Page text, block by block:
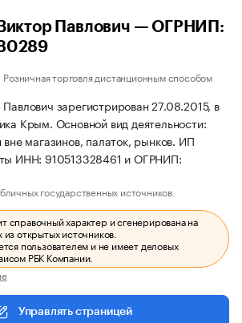
Павлович — ОГРНИП:
Розничная торговля дистанционным способом
зарегистрирован 27.08.2015, в
Крым. Основной вид деятельности:
вне магазинов, палаток, рынков. ИП
ИНН: 910513328461 и ОГРНИП:
государственных источников.
справочный характер и сгенерирована на
открытых источников.
пользователем и не имеет деловых
РБК Компании.
Управлять страницей